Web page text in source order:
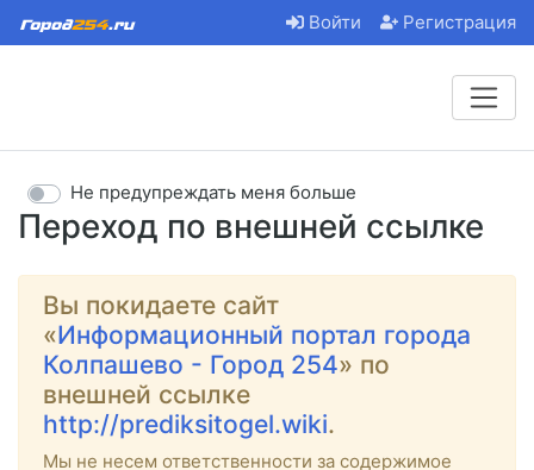
Войти Регистрация
Переход по внешней ссылке
Не предупреждать меня больше
Вы покидаете сайт
«Информационный портал города
Колпашево - Город 254» по
внешней ссылке
http://prediksitogel.wiki.
Мы не несем ответственности за содержимое